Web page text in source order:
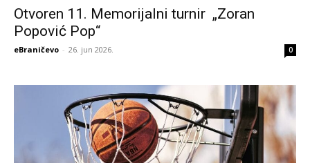
Otvoren 11. Memorijalni turnir „Zoran
Popović Pop“
eBraničevo - 26. jun 2026. 0